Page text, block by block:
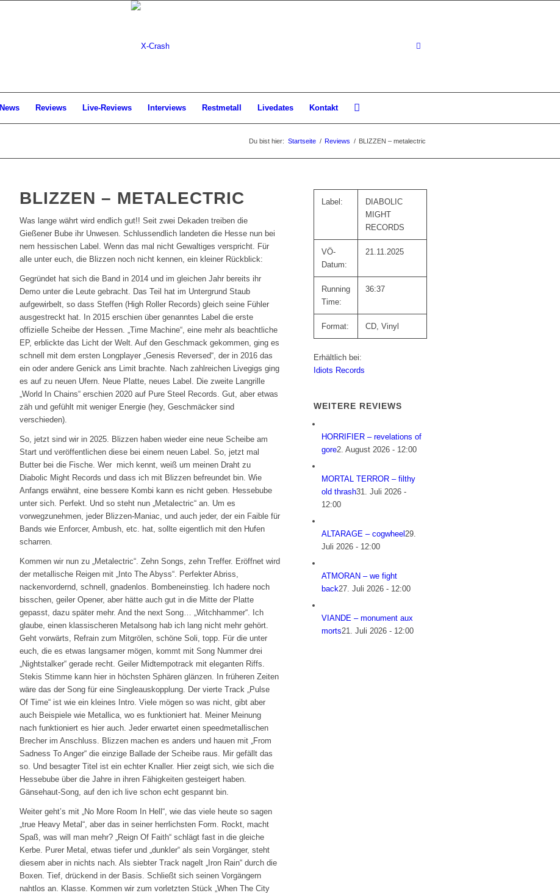
News Reviews Live-Reviews Interviews Restmetall Livedates Kontakt
Du bist hier: Startseite / Reviews / BLIZZEN – metalectric
BLIZZEN – METALECTRIC
Was lange währt wird endlich gut!! Seit zwei Dekaden treiben die
Gießener Bube ihr Unwesen. Schlussendlich landeten die Hesse nun bei
nem hessischen Label. Wenn das mal nicht Gewaltiges verspricht. Für
alle unter euch, die Blizzen noch nicht kennen, ein kleiner Rückblick:
Gegründet hat sich die Band in 2014 und im gleichen Jahr bereits ihr
Demo unter die Leute gebracht. Das Teil hat im Untergrund Staub
aufgewirbelt, so dass Steffen (High Roller Records) gleich seine Fühler
ausgestreckt hat. In 2015 erschien über genanntes Label die erste
offizielle Scheibe der Hessen. „Time Machine“, eine mehr als beachtliche
EP, erblickte das Licht der Welt. Auf den Geschmack gekommen, ging es
schnell mit dem ersten Longplayer „Genesis Reversed“, der in 2016 das
ein oder andere Genick ans Limit brachte. Nach zahlreichen Livegigs ging
es auf zu neuen Ufern. Neue Platte, neues Label. Die zweite Langrille
„World In Chains“ erschien 2020 auf Pure Steel Records. Gut, aber etwas
zäh und gefühlt mit weniger Energie (hey, Geschmäcker sind
verschieden).
So, jetzt sind wir in 2025. Blizzen haben wieder eine neue Scheibe am
Start und veröffentlichen diese bei einem neuen Label. So, jetzt mal
Butter bei die Fische. Wer mich kennt, weiß um meinen Draht zu
Diabolic Might Records und dass ich mit Blizzen befreundet bin. Wie
Anfangs erwähnt, eine bessere Kombi kann es nicht geben. Hessebube
unter sich. Perfekt. Und so steht nun „Metalectric“ an. Um es
vorwegzunehmen, jeder Blizzen-Maniac, und auch jeder, der ein Faible für
Bands wie Enforcer, Ambush, etc. hat, sollte eigentlich mit den Hufen
scharren.
Kommen wir nun zu „Metalectric“. Zehn Songs, zehn Treffer. Eröffnet wird
der metallische Reigen mit „Into The Abyss“. Perfekter Abriss,
nackenvordernd, schnell, gnadenlos. Bombeneinstieg. Ich hadere noch
bisschen, geiler Opener, aber hätte auch gut in die Mitte der Platte
gepasst, dazu später mehr. And the next Song… „Witchhammer“. Ich
glaube, einen klassischeren Metalsong hab ich lang nicht mehr gehört.
Geht vorwärts, Refrain zum Mitgrölen, schöne Soli, topp. Für die unter
euch, die es etwas langsamer mögen, kommt mit Song Nummer drei
„Nightstalker“ gerade recht. Geiler Midtempotrack mit eleganten Riffs.
Stekis Stimme kann hier in höchsten Sphären glänzen. In früheren Zeiten
wäre das der Song für eine Singleauskopplung. Der vierte Track „Pulse
Of Time“ ist wie ein kleines Intro. Viele mögen so was nicht, gibt aber
auch Beispiele wie Metallica, wo es funktioniert hat. Meiner Meinung
nach funktioniert es hier auch. Jeder erwartet einen speedmetallischen
Brecher im Anschluss. Blizzen machen es anders und hauen mit „From
Sadness To Anger“ die einzige Ballade der Scheibe raus. Mir gefällt das
so. Und besagter Titel ist ein echter Knaller. Hier zeigt sich, wie sich die
Hessebube über die Jahre in ihren Fähigkeiten gesteigert haben.
Gänsehaut-Song, auf den ich live schon echt gespannt bin.
Weiter geht’s mit „No More Room In Hell“, wie das viele heute so sagen
„true Heavy Metal“, aber das in seiner herrlichsten Form. Rockt, macht
Spaß, was will man mehr? „Reign Of Faith“ schlägt fast in die gleiche
Kerbe. Purer Metal, etwas tiefer und „dunkler“ als sein Vorgänger, steht
diesem aber in nichts nach. Als siebter Track nagelt „Iron Rain“ durch die
Boxen. Tief, drückend in der Basis. Schließt sich seinen Vorgängern
nahtlos an. Klasse. Kommen wir zum vorletzten Stück „When The City
Label:
DIABOLIC
MIGHT
RECORDS
VÖ-
Datum:
21.11.2025
Running
Time:
36:37
Format: CD, Vinyl
Erhältlich bei:
Idiots Records
WEITERE REVIEWS
HORRIFIER – revelations of
gore2. August 2026 - 12:00
MORTAL TERROR – filthy
old thrash31. Juli 2026 -
12:00
ALTARAGE – cogwheel29.
Juli 2026 - 12:00
ATMORAN – we fight
back27. Juli 2026 - 12:00
VIANDE – monument aux
morts21. Juli 2026 - 12:00